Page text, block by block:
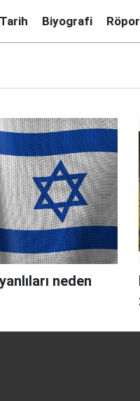
Tarih Biyografi
neden